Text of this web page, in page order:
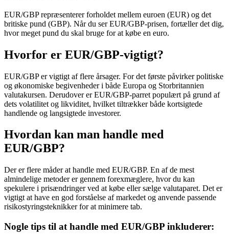
EUR/GBP repræsenterer forholdet mellem euroen (EUR) og det
britiske pund (GBP). Når du ser EUR/GBP-prisen, fortæller det dig,
hvor meget pund du skal bruge for at købe en euro.
Hvorfor er EUR/GBP-vigtigt?
EUR/GBP er vigtigt af flere årsager. For det første påvirker politiske
og økonomiske begivenheder i både Europa og Storbritannien
valutakursen. Derudover er EUR/GBP-parret populært på grund af
dets volatilitet og likviditet, hvilket tiltrækker både kortsigtede
handlende og langsigtede investorer.
Hvordan kan man handle med
EUR/GBP?
Der er flere måder at handle med EUR/GBP. En af de mest
almindelige metoder er gennem forexmæglere, hvor du kan
spekulere i prisændringer ved at købe eller sælge valutaparet. Det er
vigtigt at have en god forståelse af markedet og anvende passende
risikostyringsteknikker for at minimere tab.
Nogle tips til at handle med EUR/GBP inkluderer: